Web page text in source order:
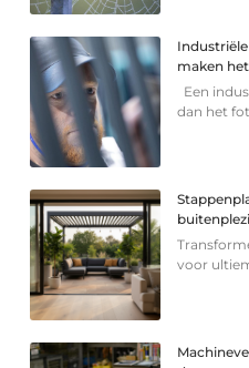
maken
Een
dan het
voor